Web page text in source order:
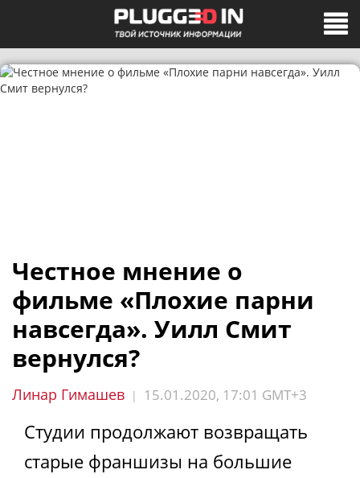
Честное мнение о
фильме «Плохие парни
навсегда». Уилл Смит
вернулся?
Линар Гимашев | 15.01.2020, 17:01 GMT+3
Студии продолжают возвращать
старые франшизы на большие